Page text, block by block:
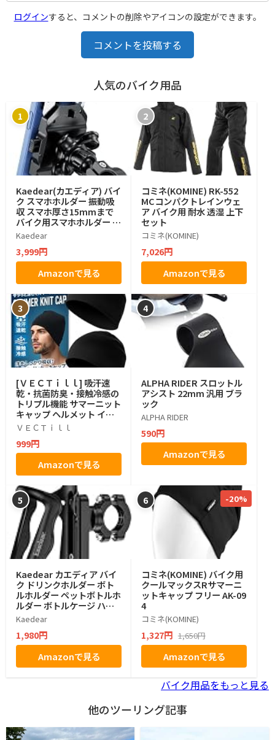
ログインすると、コメントの削除やアイコンの設定ができます。
コメントを投稿する
人気のバイク用品
1
Kaedear(カエディア) バイ
ク スマホホルダー 振動吸
収 スマホ厚さ15mmまで
バイク用スマホホルダー ハ
ンドル KDR-M11CPJ-BK
Kaedear
3,999円
Amazonで見る
2
コミネ(KOMINE) RK-552
MCコンパクトレインウェ
ア バイク用 耐水 透湿 上下
セット
コミネ(KOMINE)
7,026円
Amazonで見る
3
[ＶＥＣＴｉｌｌ] 吸汗速
乾・抗菌防臭・接触冷感の
トリプル機能 サマーニット
キャップ ヘルメット イン
ナー 2枚組 夏用 インナーキ
ャップ フリーサイズ バイ
ク 通気性 防臭 抗菌 蒸れ防
止 冷感 サマーニット帽 冷
感キャップ
ＶＥＣＴｉｌｌ
999円
Amazonで見る
4
ALPHA RIDER スロットル
アシスト 22mm 汎用 ブラ
ック
ALPHA RIDER
590円
Amazonで見る
5
Kaedear カエディア バイ
ク ドリンクホルダー ボト
ルホルダー ペットボトルホ
ルダー ボトルケージ ハン
ドル バー KDR-M21 (ブラ
ック)
Kaedear
1,980円
Amazonで見る
6 -20%
コミネ(KOMINE) バイク用
クールマックスRサマーニ
ットキャップ フリー AK-09
4
コミネ(KOMINE)
1,327円 1,650円
Amazonで見る
バイク用品をもっと見る
他のツーリング記事